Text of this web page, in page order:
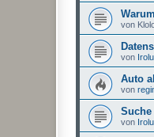
von
von
Auto
von
von